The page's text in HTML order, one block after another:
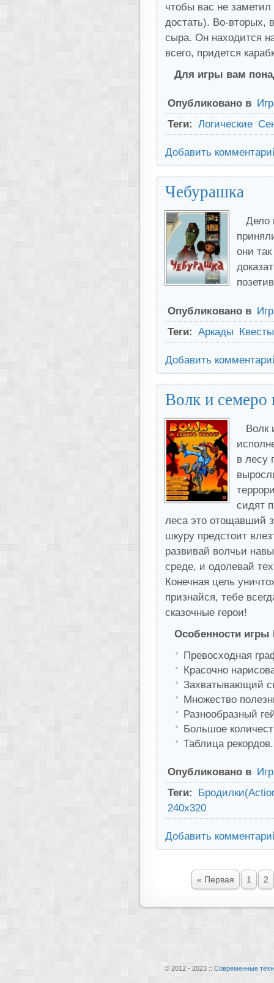
чтобы вас не
достать). Во-вторых,
сыра. Он находится
всего, придется
Для игры вам
Опубликовано в
Теги: Логические
Добавить
Чебурашка
Дело
они так
Опубликовано в
Теги: Аркады Квесты
Добавить
Волк и семеро
Волк
в лесу
сидят
леса это отощавший
шкуру предстоит
развивай волчьи
среде, и одолевай
Конечная цель
признайся, тебе
сказочные герои!
Особенности игры
Превосходная
Красочно
Захватывающий
Множество
Разнообразный
Большое
Таблица рекордов.
Опубликовано в
Теги:
240x320
Добавить
« Первая 1 2
© 2012 - 2023 :: Современные